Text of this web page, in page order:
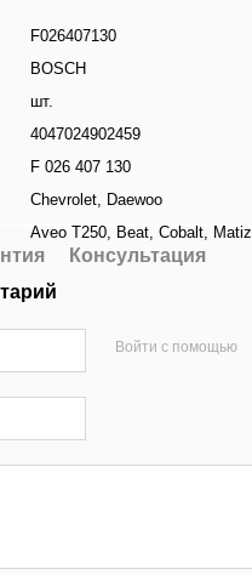
F026407130
BOSCH
шт.
4047024902459
F 026 407 130
Chevrolet, Daewoo
Aveo T250, Beat, Cobalt, Matiz
Консультация
Войти с помощью